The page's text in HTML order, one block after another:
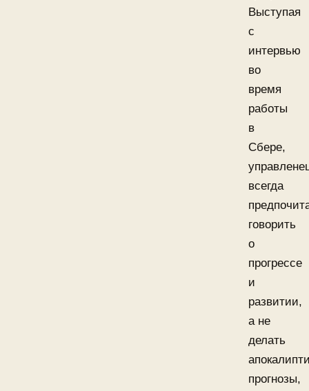
Выступая
с
интервью
во
время
работы
в
Сбере,
всегда
говорить
о
прогрессе
и
развитии,
а не
делать
прогнозы,